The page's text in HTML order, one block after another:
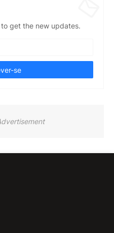
get the new updates.